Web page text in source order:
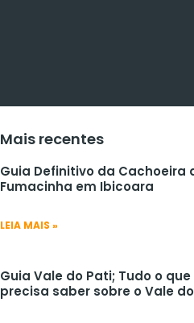
Mais recentes
Guia Definitivo da Cachoeira
Fumacinha em Ibicoara
LEIA MAIS »
Guia Vale do Pati; Tudo o
precisa saber sobre o Vale